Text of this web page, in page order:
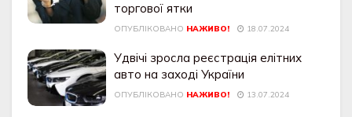
торгової ятки
ОПУБЛІКОВАНО НАЖИВО! 18.07.2024
Удвічі зросла реєстрація елітних
авто на заході України
ОПУБЛІКОВАНО НАЖИВО! 13.07.2024